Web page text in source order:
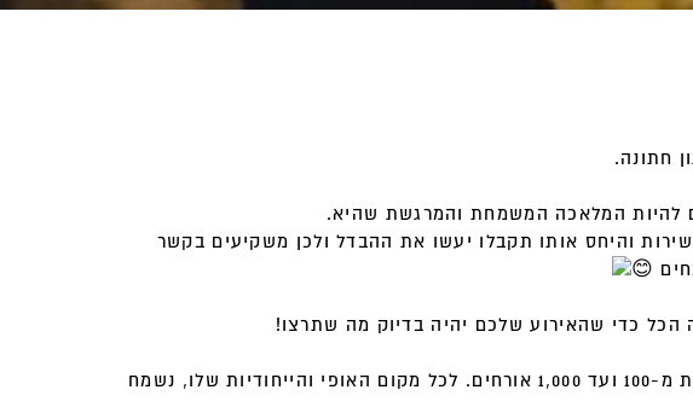
חתונה .
להיות המלאכה המשמחת והמרגשת שהיא.
והיחס אותו תקבלו יעשו את ההבדל ולכן משקיעים בקשר
מתחם החאן מתאים לחתונות מ 50 ועד 300 אורחים ותחת ניהולנו אתרים נוספים המתאימים לחתונות מ-100 ועד 1,000 אורחים. לכל מקום האופי והייחודיות שלו, נשמח